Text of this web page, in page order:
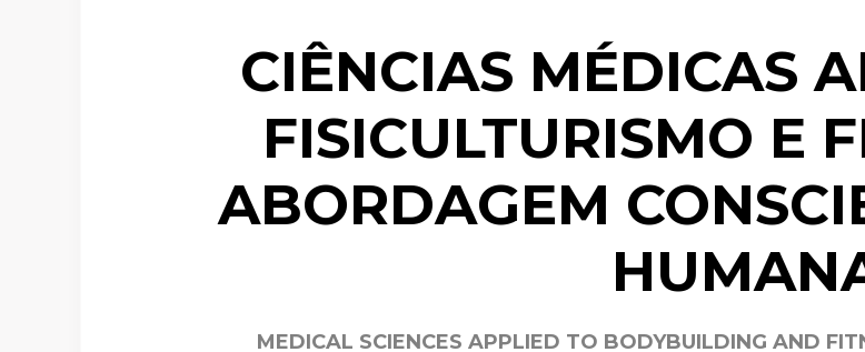
CIÊNCIAS MÉDICAS
FISICULTURISMO E
ABORDAGEM
MEDICAL SCIENCES APPLIED TO BODYBUILDING AND